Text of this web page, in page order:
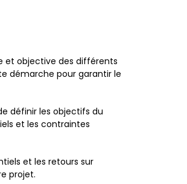
et objective des différents
démarche pour garantir le
définir les objectifs du
et les contraintes
et les retours sur
projet.